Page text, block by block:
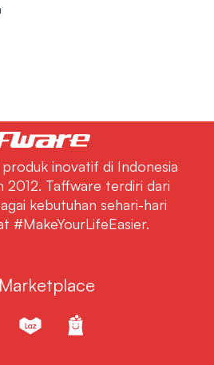
inovatif di Indonesia
2012. Taffware terdiri dari
kebutuhan sehari-hari
#MakeYourLifeEasier.